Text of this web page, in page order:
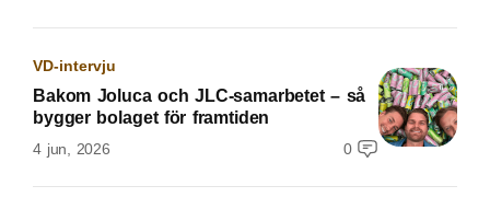
VD-intervju
Bakom Joluca och JLC-samarbetet – så
bygger bolaget för framtiden
4 jun, 2026 0